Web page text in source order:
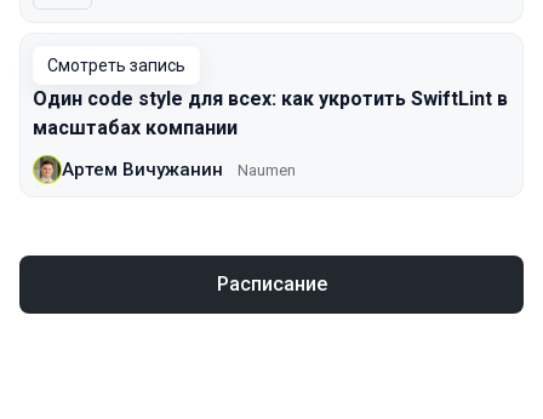
Смотреть запись
Один code style для всех: как укротить SwiftLint в
масштабах компании
Артем Вичужанин Naumen
Расписание